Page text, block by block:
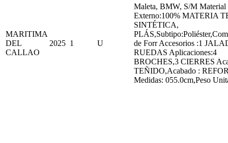
MARITIMA
DEL
CALLAO
2025 1 U
Maleta, BMW, S/M Material
Externo:100% MATERIA
SINTÉTICA,
de Forr Accesorios :1
RUEDAS Aplicaciones:4
BROCHES,3 CIERRES
TEÑIDO,Acabado :
Medidas: 055.0cm,Peso